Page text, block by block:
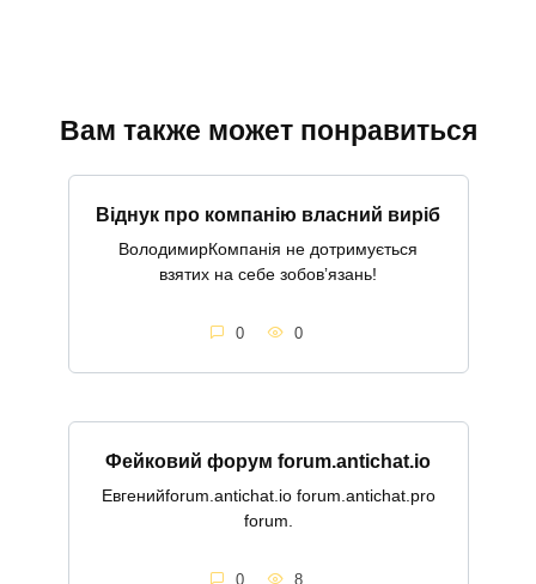
Вам также может понравиться
Віднук про компанію власний виріб
ВолодимирКомпанія не дотримується
взятих на себе зобовʼязань!
0 0
Фейковий форум forum.antichat.io
Евгенийforum.antichat.io forum.antichat.pro
forum.
0 8